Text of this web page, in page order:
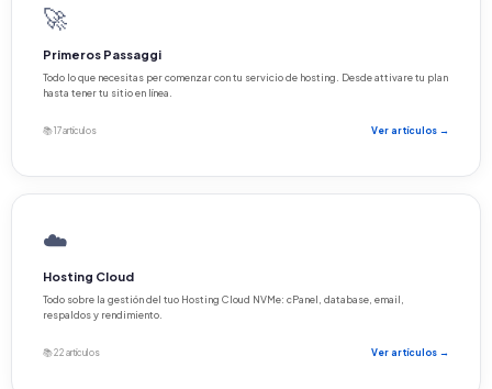
🚀
Primeros Passaggi
Todo lo que necesitas per comenzar con tu servicio de hosting. Desde attivare tu plan
hasta tener tu sitio en línea.
📚 17 artículos Ver artículos →
☁️
Hosting Cloud
Todo sobre la gestión del tuo Hosting Cloud NVMe: cPanel, database, email,
respaldos y rendimiento.
📚 22 artículos Ver artículos →